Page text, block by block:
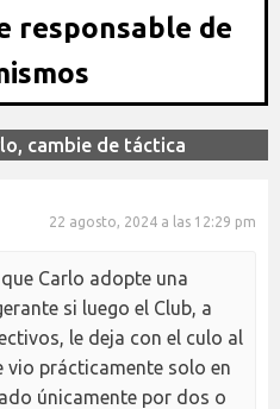
responsable de
cambie de táctica
22 agosto, 2024 a las 12:29 pm
Carlo adopte una
si luego el Club, a
le deja con el culo al
vio prácticamente solo en
únicamente por dos o